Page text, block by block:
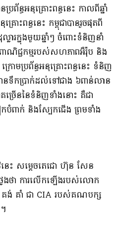
ព័ន្ធ​អនុគ្រោះ​ពន្ធ​នេះ កាលពី​ឆ្នាំ​
ះ​ពន្ធ​នេះ កម្ពុជា​បាន​រួចផុត​ពី​
លារ​ក្នុង​មួយឆ្នាំៗ ចំពោះ​ទំនិញ​នាំ
ាណិជ្ជកម្ម​របស់​សហភាព​អឺរ៉ុប និង​
ក្រោម​ប្រព័ន្ធ​អនុគ្រោះ​ពន្ធ​នេះ ទំនិញ​
ាន​ទឹកប្រាក់​ដល់​ទៅ​ជាង ៦​ពាន់​លាន​
ច្រើន​នៃ​ទំនិញ​ទាំងនោះ គឺ​ជា​
ាក់ និង​ស្បែកជើង ព្រមទាំង​
៨​នេះ សម្តេច​តេជោ ហ៊ុន សែន
ថ្លែងថា ​ការលើកឡើង​របស់​លោក
គាំ ជា CIA របស់​គណបក្ស​